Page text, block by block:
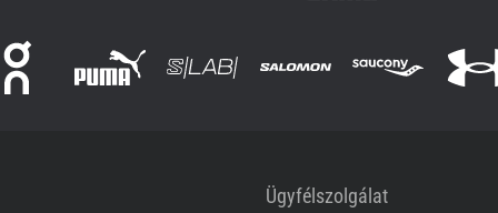
Ügyfélszolgálat